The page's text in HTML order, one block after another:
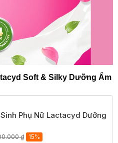
Soft & Silky Dưỡng Ẩm
Phụ Nữ Lactacyd Dưỡng
₫ 15%